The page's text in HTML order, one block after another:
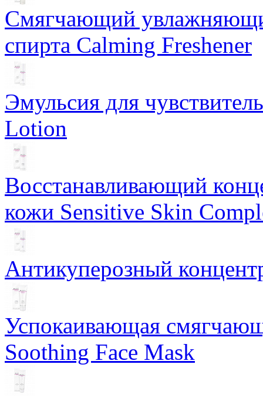
Смягчающий
спирта Calming Freshener
Эмульсия для
Lotion
Восстанавливающий
кожи Sensitive Skin
Антикуперозный
Успокаивающая
Soothing Face Mask